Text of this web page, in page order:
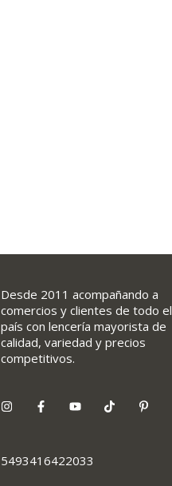
Desde 2011 acompañando a
comercios y clientes de todo el
país con lencería mayorista de
calidad, variedad y precios
competitivos.
5493416422033